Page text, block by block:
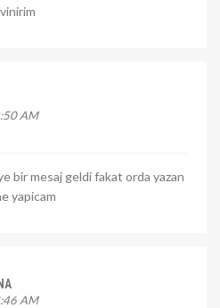
AM
bir mesaj geldi fakat orda yazan
yapicam
AM